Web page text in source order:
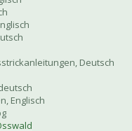
Deutsch
Englisch